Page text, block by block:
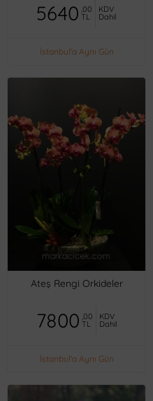
5640 ,00
TL
KDV
Dahil
İstanbul'a Aynı Gün
Ateş Rengi Orkideler
7800 ,00
TL
KDV
Dahil
İstanbul'a Aynı Gün